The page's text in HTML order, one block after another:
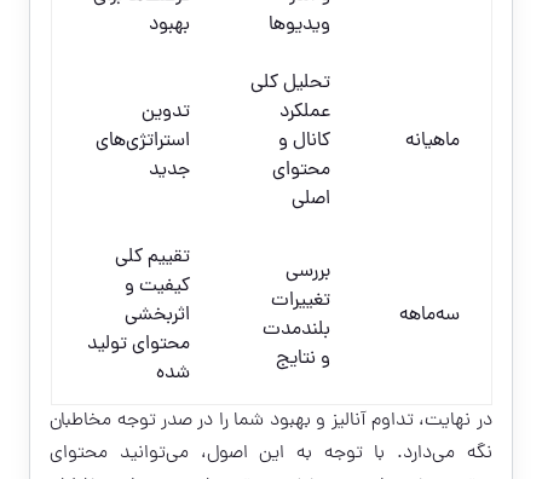
ویدیوها
بهبود
ماهیانه
تحلیل کلی
عملکرد
کانال و
محتوای
اصلی
تدوین
استراتژی‌های
جدید
سه‌ماهه
بررسی
تغییرات
بلندمدت
و نتایج
تقييم کلی
کیفیت و
اثربخشی
محتوای تولید
شده
در نهایت، تداوم آنالیز و بهبود شما را در صدر توجه مخاطبان
نگه می‌دارد. با توجه به این اصول، می‌توانید محتوای